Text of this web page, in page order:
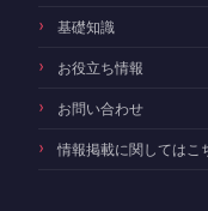
基礎知識
お役立ち情報
お問い合わせ
情報掲載に関してはこ